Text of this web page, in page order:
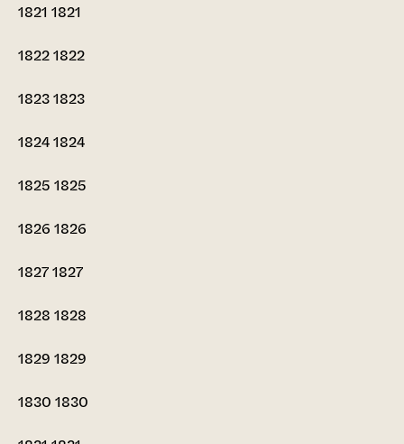
1821 1821
18221822
18231823
18241824
1825 1825
1826 1826
18271827
1828 1828
1829 1829
1830 1830